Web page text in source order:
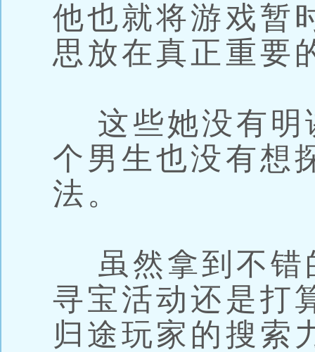
他也就将游戏暂
思放在真正重要
这些她没有明
个男生也没有想
法。
虽然拿到不错
寻宝活动还是打
归途玩家的搜索